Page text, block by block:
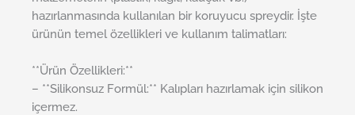
hazırlanmasında kullanılan bir koruyucu spreydir. İşte
ürünün temel özellikleri ve kullanım talimatları:
**Ürün Özellikleri:**
– **Silikonsuz Formül:** Kalıpları hazırlamak için silikon
içermez.